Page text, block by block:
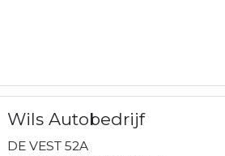
Wils Autobedrijf
DE VEST 52A